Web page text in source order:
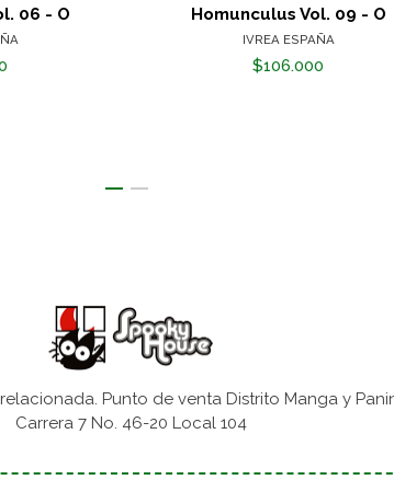
06 - O Homunculus Vol. 09 - O
IVREA ESPAÑA
$106.000
Punto de venta Distrito Manga y
Carrera 7 No. 46-20 Local 104